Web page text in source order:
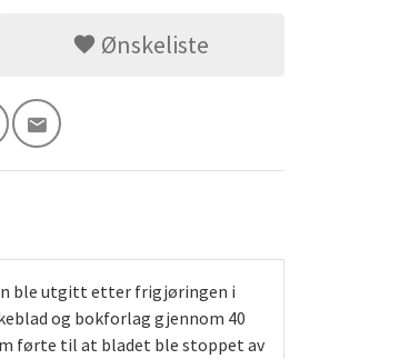
Ønskeliste
ble utgitt etter frigjøringen i
og bokforlag gjennom 40
førte til at bladet ble stoppet av